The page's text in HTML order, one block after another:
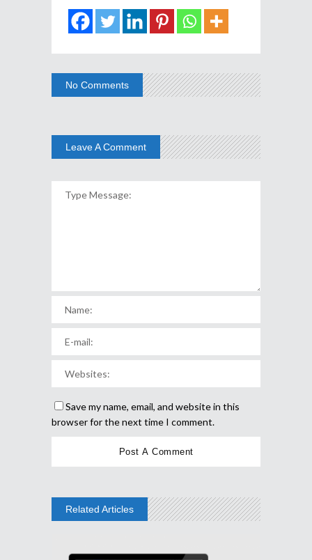
No Comments
Leave A Comment
Save my name, email, and website in this
browser for the next time I comment.
Related Articles